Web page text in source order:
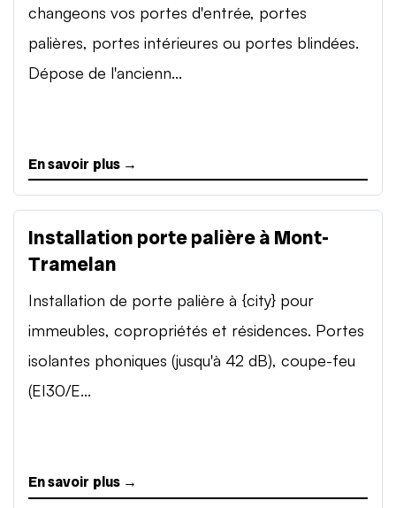
changeons vos portes d'entrée, portes
palières, portes intérieures ou portes blindées.
Dépose de l'ancienn...
En savoir plus →
Installation porte palière à Mont-
Tramelan
Installation de porte palière à {city} pour
immeubles, copropriétés et résidences. Portes
isolantes phoniques (jusqu'à 42 dB), coupe-feu
(EI30/E...
En savoir plus →